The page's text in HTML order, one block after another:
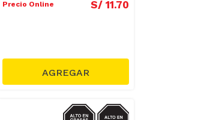
Precio Online S/ 11.70
SODIO/GRASAS-
SAT